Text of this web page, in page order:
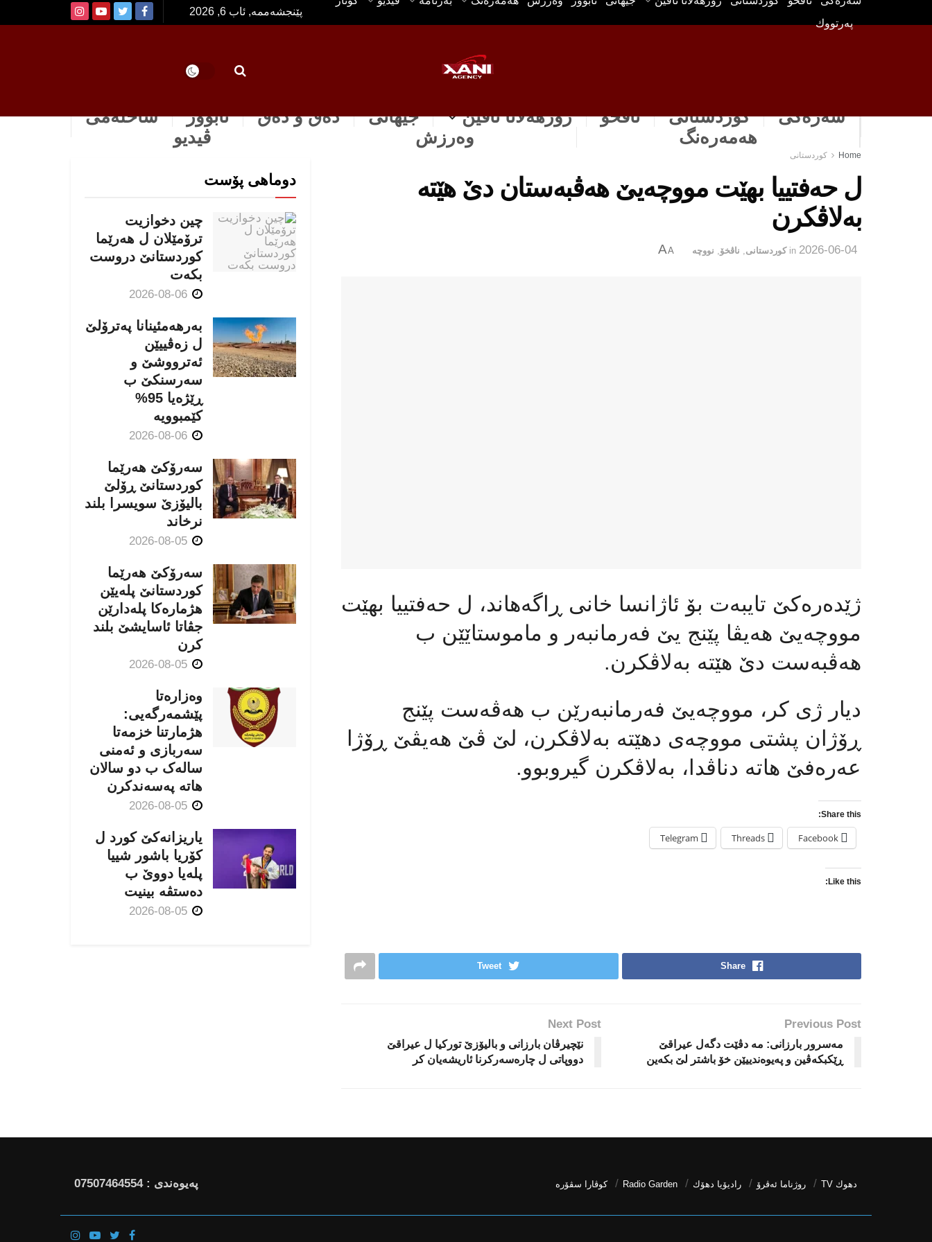
په‌رتووك
پێنجشەممە, ئاب 6, 2026
سەرەکی كوردستانى ناڤخۆ رۆژهه‌لاتا ناڤین جیهانی دەق و دەق ئابوور
ساخله‌می
هه‌مه‌ره‌نگ
وه‌رزش ڤیدیو
Home كوردستانى
ل حەفتییا بهێت مووچەیێ هەڤبەستان دێ هێتە
بەلاڤكرن
2026-06-04
in كوردستانى ناڤخۆ نووچه‌ A
A
ژێدەرەكێ تایبەت بۆ ئاژانسا خانی ڕاگەهاند، ل حەفتییا بهێت
مووچەیێ هەیڤا پێنج یێ فەرمانبەر و ماموستاێێن ب
هەڤبەست دێ هێتە بەلاڤكرن.
دیار ژی كر، مووچەیێ فەرمانبەرێن ب هەڤەست پێنج
ڕۆژان پشتی مووچەی دهێتە بەلاڤكرن، لێ ڤێ هەیڤێ ڕۆژا
عەرەفێ هاتە دناڤدا، بەلاڤكرن گیروبوو.
Share this:
Facebook
Threads
Telegram
Like this:
Share
Tweet
Previous Post
مەسرور بارزانی: مە دڤێت دگەل عیراقێ
ڕێكبكەڤین و پەیوەندییێن خۆ باشتر لێ بكەین
Next Post
نێچیرڤان بارزانی و بالیۆزێ تورکیا ل عیراقێ
دووپاتی ل چاره‌سه‌ركرنا ئاریشه‌یان كر
دوماهی پۆست
چین دخوازیت
ترۆمێلان ل هەرێما
كوردستانێ دروست
بكەت
بەرهەمئینانا په‌ترۆلێ
ل زه‌ڤییێن
ئەترووشێ و
سەرسنكێ ب
ڕێژەیا 95%
كێمبوویە
سەرۆکێ هەرێما
کوردستانێ ڕۆلێ
بالیۆزێ سویسرا بلند
نرخاند
سەرۆکێ هەرێما
کوردستانێ پلەیێن
هژمارەكا پلەدارێن
جڤاتا ئاسایشێ بلند
كرن
وەزارەتا
پێشمەرگەیی:
هژمارتنا خزمەتا
سەربازی و ئەمنی
سالەک ب دو سالان
هاتە پەسەندكرن
یاریزانەكێ کورد ل
کۆریا باشور شییا
پلەیا دووێ ب
دەستڤە بینیت
دھوك TV روژناما ئەڤرۆ رادیۆیا دهۆك Radio Garden كوڤارا سڤۆره‌ پەیوەندی : 07507464554